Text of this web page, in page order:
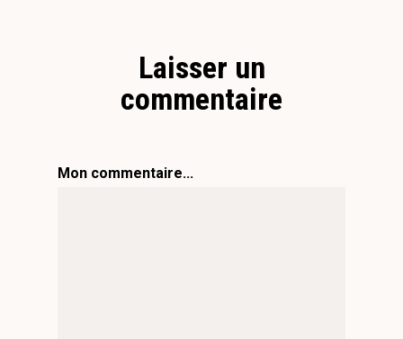
Laisser un
commentaire
Mon commentaire...